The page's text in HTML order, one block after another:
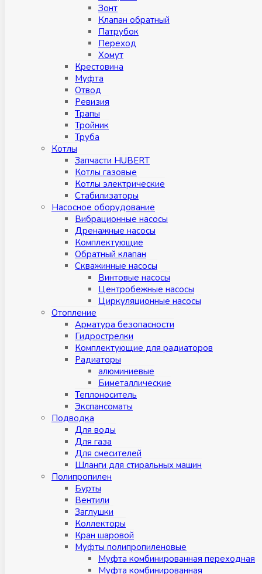
Зонт
Клапан обратный
Патрубок
Переход
Хомут
Крестовина
Муфтa
Отвод
Ревизия
Трапы
Тройник
Труба
Котлы
Запчасти HUBERT
Котлы газовые
Котлы электрические
Стабилизаторы
Насосное оборудование
Вибрационные насосы
Дренажные насосы
Комплектующие
Обратный клапан
Скважинные насосы
Винтовые насосы
Центробежные насосы
Циркуляционные насосы
Отопление
Арматура безопасности
Гидрострелки
Комплектующие для радиаторов
Радиаторы
алюминиевые
Биметаллические
Теплоноситель
Экспансоматы
Подводка
Для воды
Для газа
Для смесителей
Шланги для стиральных машин
Полипропилен
Бурты
Вентили
Заглушки
Коллекторы
Кран шаровой
Муфты полипропиленовые
Муфта комбинированная переходная
Муфта комбинированная